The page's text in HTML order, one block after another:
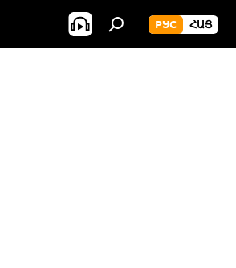
РУС ՀԱՅ